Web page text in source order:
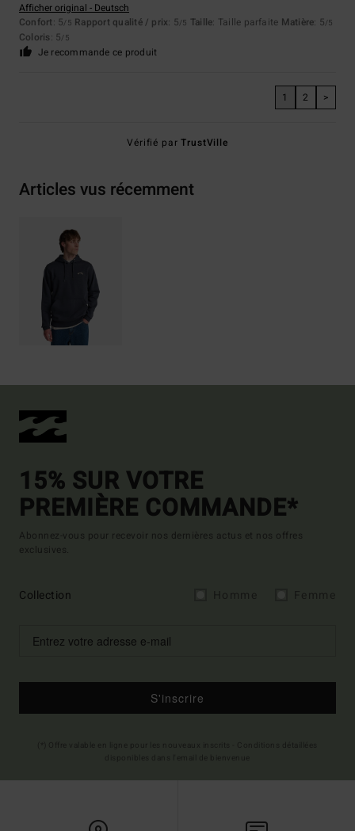
Afficher original - Deutsch
Confort: 5/5 Rapport qualité / prix: 5/5 Taille: Taille parfaite Matière: 5/5
Coloris: 5/5
Je recommande ce produit
1 2 >
Vérifié parTrustVille
Articles vus récemment
15% SUR VOTRE
PREMIÈRE COMMANDE*
Abonnez-vous pour recevoir nos dernières actus et nos offres
exclusives.
Collection
S'inscrire